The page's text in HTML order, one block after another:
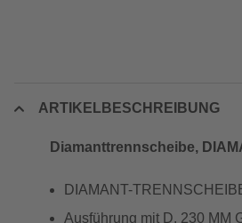
ARTIKELBESCHREIBUNG
Diamanttrennscheibe,
DIAMANT-
Ausführung mit D. 230 MM